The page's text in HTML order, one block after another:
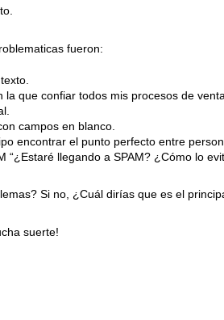
fueron:
que confiar todos mis procesos de venta.
campos en blanco.
encontrar el punto perfecto entre
“¿Estaré llegando a SPAM? ¿Cómo lo
Si no, ¿Cuál dirías que es el
suerte!